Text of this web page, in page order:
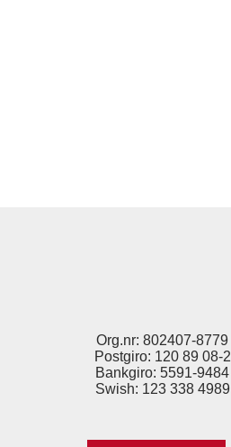
Org.nr: 802407-8779
Postgiro: 120 89 08-2
Bankgiro: 5591-9484
Swish: 123 338 4989